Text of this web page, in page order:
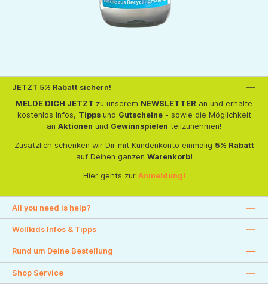
JETZT 5% Rabatt sichern!
MELDE DICH JETZT zu unserem NEWSLETTER an und erhalte
kostenlos Infos, Tippsund Gutscheine- sowie die Möglichkeit
an Aktionen und Gewinnspielen teilzunehmen!
Zusätzlich schenken wir Dir mit Kundenkonto einmalig 5% Rabatt
auf Deinen ganzen Warenkorb!
Hier gehts zur Anmeldung!
All you need is help?
Wollkids Infos & Tipps
Rund um Deine Bestellung
Shop Service